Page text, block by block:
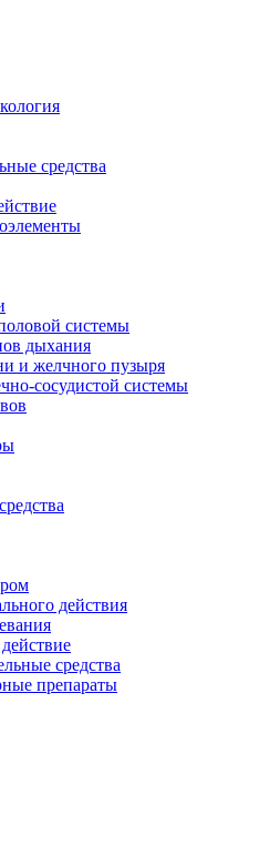
средства
системы
дыхания
и желчного пузыря
сосудистой системы
действия
средства
препараты